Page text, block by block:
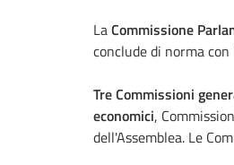
LaCommissione
conclude di norma
Tre Commissioni
economici,
dell'Assemblea. Le